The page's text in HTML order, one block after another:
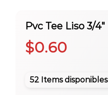
Pvc Tee Liso 3/4″
$0.60
52 Items disponibles